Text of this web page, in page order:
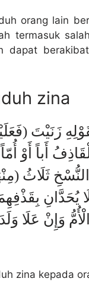
orang lain
termasuk
dapat
zina
زَنَيْتَ
أَباً أَوْ
ثَلَاثُ
يُحَدَّانِ
وَإِنْ عَلَا
zina kepada